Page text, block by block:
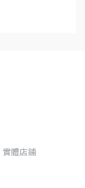
實體店鋪